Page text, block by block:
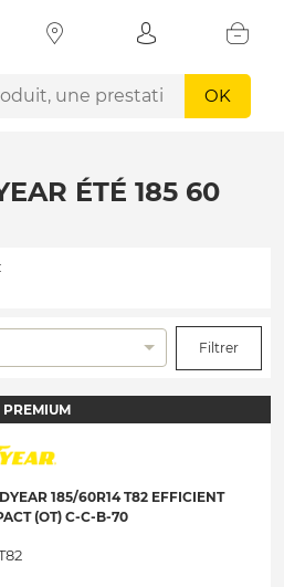
OK
ÉTÉ 185 60
Filtrer
PREMIUM
185/60R14 T82 EFFICIENT
(OT) C-C-B-70